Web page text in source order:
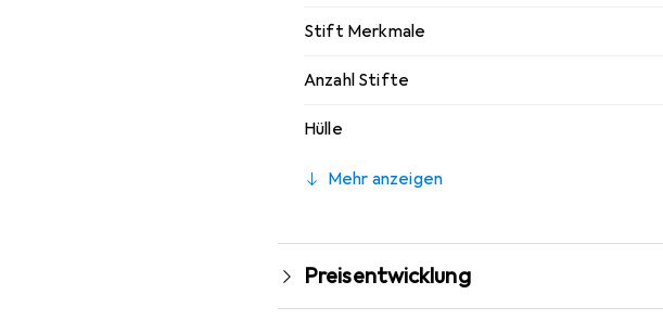
Stift Merkmale
Anzahl Stifte
Hülle
Mehr anzeigen
Preisentwicklung